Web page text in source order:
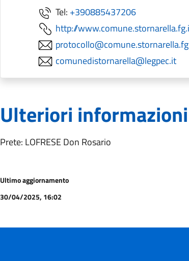
Tel: +390885437206
http://
comunedistornarella@legpec.it
Ulteriori informazioni
Prete: LOFRESE Don Rosario
Ultimo aggiornamento
30/04/2025, 16:02